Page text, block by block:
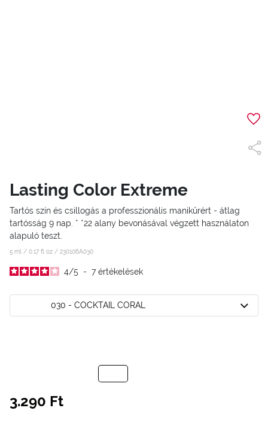
Lasting Color Extreme
Tartós szín és csillogás a professzionális manikűrért - átlag
tartósság 9 nap. * *22 alany bevonásával végzett használaton
alapuló teszt.
5 ml / 0.17 fl oz / 230106A030
4/5 - 7értékelések
030 - COCKTAIL CORAL
3.290 Ft